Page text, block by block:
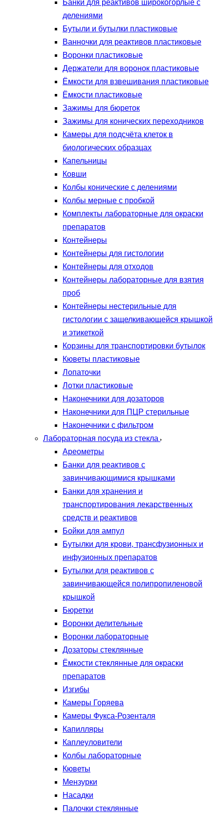
Банки для реактивов широкогорлые с
делениями
Бутыли и бутылки пластиковые
Ванночки для реактивов пластиковые
Воронки пластиковые
Держатели для воронок пластиковые
Ёмкости для взвешивания пластиковые
Ёмкости пластиковые
Зажимы для бюреток
Зажимы для конических переходников
Камеры для подсчёта клеток в
биологических образцах
Капельницы
Ковши
Колбы конические с делениями
Колбы мерные с пробкой
Комплекты лабораторные для окраски
препаратов
Контейнеры
Контейнеры для гистологии
Контейнеры для отходов
Контейнеры лабораторные для взятия
проб
Контейнеры нестерильные для
гистологии с защелкивающейся крышкой
и этикеткой
Корзины для транспортировки бутылок
Кюветы пластиковые
Лопаточки
Лотки пластиковые
Наконечники для дозаторов
Наконечники для ПЦР стерильные
Наконечники с фильтром
Лабораторная посуда из стекла
Ареометры
Банки для реактивов с
завинчивающимися крышками
Банки для хранения и
транспортирования лекарственных
средств и реактивов
Бойки для ампул
Бутылки для крови, трансфузионных и
инфузионных препаратов
Бутылки для реактивов с
завинчивающейся полипропиленовой
крышкой
Бюретки
Воронки делительные
Воронки лабораторные
Дозаторы стеклянные
Ёмкости стеклянные для окраски
препаратов
Изгибы
Камеры Горяева
Камеры Фукса-Розенталя
Капилляры
Каплеуловители
Колбы лабораторные
Кюветы
Мензурки
Насадки
Палочки стеклянные